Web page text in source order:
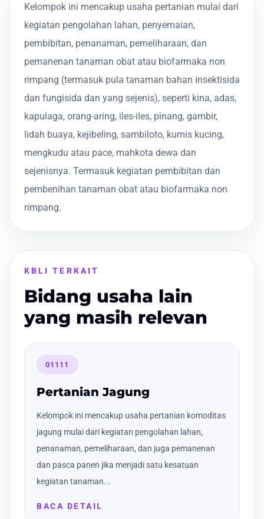
Kelompok ini mencakup usaha pertanian mulai dari
kegiatan pengolahan lahan, penyemaian,
pembibitan, penanaman, pemeliharaan, dan
pemanenan tanaman obat atau biofarmaka non
rimpang (termasuk pula tanaman bahan insektisida
dan fungisida dan yang sejenis), seperti kina, adas,
kapulaga, orang-aring, iles-iles, pinang, gambir,
lidah buaya, kejibeling, sambiloto, kumis kucing,
mengkudu atau pace, mahkota dewa dan
sejenisnya. Termasuk kegiatan pembibitan dan
pembenihan tanaman obat atau biofarmaka non
rimpang.
KBLI TERKAIT
Bidang usaha lain
yang masih relevan
01111
Pertanian Jagung
Kelompok ini mencakup usaha pertanian komoditas
jagung mulai dari kegiatan pengolahan lahan,
penanaman, pemeliharaan, dan juga pemanenan
dan pasca panen jika menjadi satu kesatuan
kegiatan tanaman...
BACA DETAIL